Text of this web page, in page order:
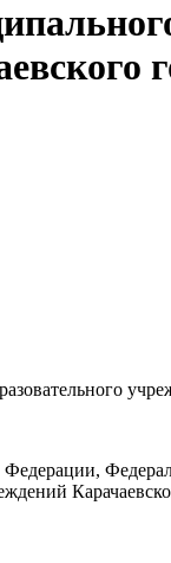
Федерации,